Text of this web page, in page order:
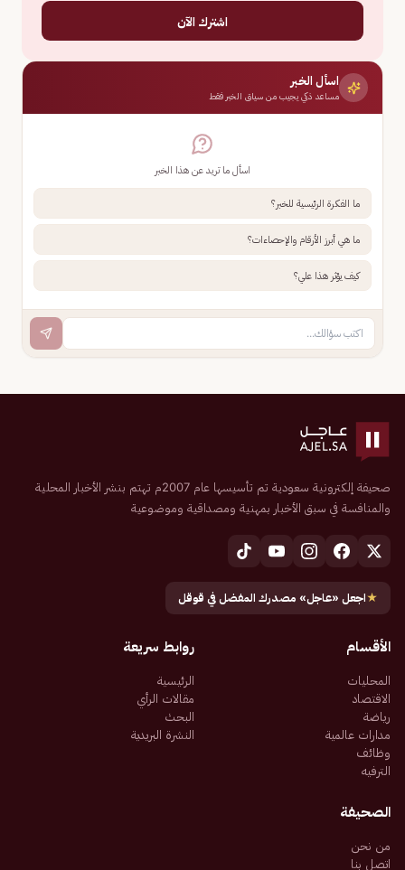
اشترك الآن
اسأل الخبر
مساعد ذكي يجيب من سياق الخبر فقط
اسأل ما تريد عن هذا الخبر
ما الفكرة الرئيسية للخبر؟
ما هي أبرز الأرقام والإحصاءات؟
كيف يؤثر هذا علي؟
صحيفة إلكترونية سعودية تم تأسيسها عام 2007م تهتم بنشر الأخبار المحلية
والمنافسة في سبق الأخبار بمهنية ومصداقية وموضوعية
★اجعل «عاجل» مصدرك المفضل في قوقل
الأقسام
المحليات
الاقتصاد
رياضة
مدارات عالمية
وظائف
الترفيه
روابط سريعة
الرئيسية
مقالات الرأي
البحث
النشرة البريدية
الصحيفة
من نحن
اتصل بنا